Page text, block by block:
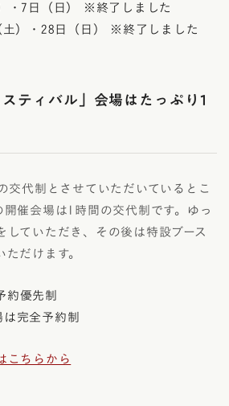
・7日（日） ※終了しました
）・28日（日） ※終了しました
スティバル」会場はたっぷり1
交代制とさせていただいているとこ
開催会場は1時間の交代制です。ゆっ
していただき、その後は特設ブース
だけます。
約優先制
は完全予約制
こちらから